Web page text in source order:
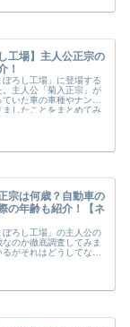
工場】主人公正宗の
！
ろし工場」に登場する
主人公「菊入正宗」が
いた車の車種やナンバ
したことをまとめてみ
宗は何歳？自動車の
の年齢も紹介！【ネ
ろし工場」の主人公の
のか徹底調査してみま
がそれはどうしてなの